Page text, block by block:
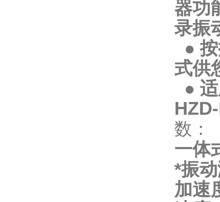
器功
录振
●
式供
●
数：
一体
*振
加速